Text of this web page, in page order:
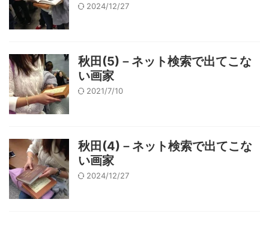
2024/12/27
秋田(5)－ネット検索で出てこな
い画家
2021/7/10
秋田(4)－ネット検索で出てこな
い画家
2024/12/27